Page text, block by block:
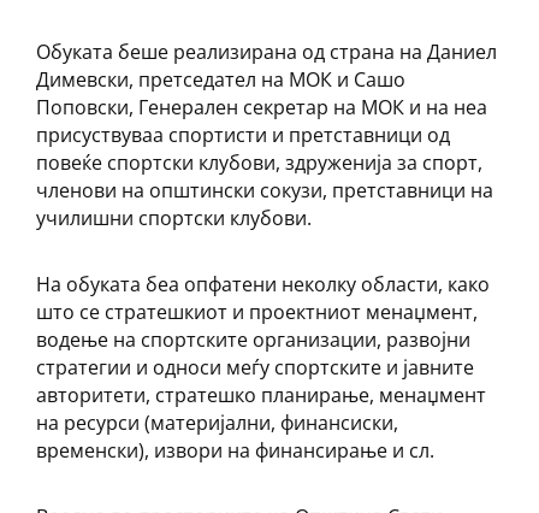
Обуката беше реализирана од страна на Даниел
Димевски, претседател на МОК и Сашо
Поповски, Генерален секретар на МОК и на неа
присуствуваа спортисти и претставници од
повеќе спортски клубови, здруженија за спорт,
членови на општински сокузи, претставници на
училишни спортски клубови.
На обуката беа опфатени неколку области, како
што се стратешкиот и проектниот менаџмент,
водење на спортските организации, развојни
стратегии и односи меѓу спортските и јавните
авторитети, стратешко планирање, менаџмент
на ресурси (материјални, финансиски,
временски), извори на финансирање и сл.